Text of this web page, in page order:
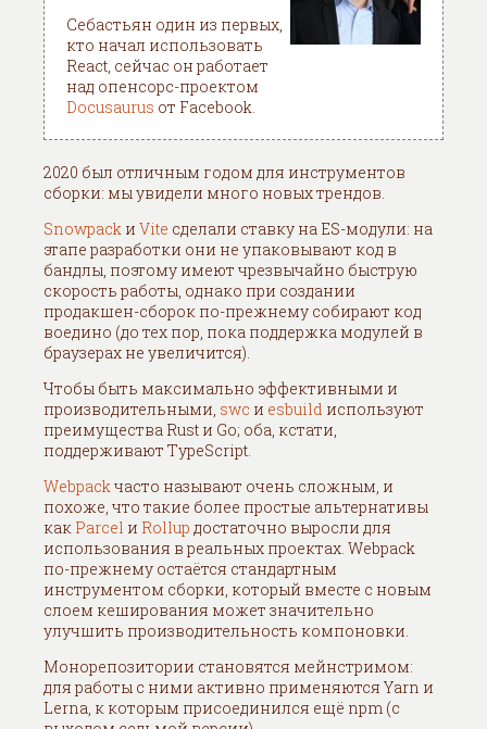
Себастьян один из первых,
кто начал использовать
React, сейчас он работает
над опенсорс-проектом
Docusaurus от Facebook.
2020 был отличным годом для инструментов
сборки: мы увидели много новых трендов.
Snowpack и Vite сделали ставку на ES-модули: на
этапе разработки они не упаковывают код в
бандлы, поэтому имеют чрезвычайно быструю
скорость работы, однако при создании
продакшен-сборок по-прежнему собирают код
воедино (до тех пор, пока поддержка модулей в
браузерах не увеличится).
Чтобы быть максимально эффективными и
производительными, swc и esbuild используют
преимущества Rust и Go; оба, кстати,
поддерживают TypeScript.
Webpack часто называют очень сложным, и
похоже, что такие более простые альтернативы
как Parcel и Rollup достаточно выросли для
использования в реальных проектах. Webpack
по-прежнему остаётся стандартным
инструментом сборки, который вместе с новым
слоем кеширования может значительно
улучшить производительность компоновки.
Монорепозитории становятся мейнстримом:
для работы с ними активно применяются Yarn и
Lerna, к которым присоединился ещё npm (с